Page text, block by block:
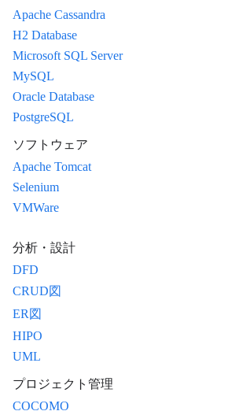
Apache Cassandra
H2 Database
Microsoft SQL Server
MySQL
Oracle Database
PostgreSQL
ソフトウェア
Apache Tomcat
Selenium
VMWare
分析・設計
DFD
CRUD図
ER図
HIPO
UML
プロジェクト管理
COCOMO